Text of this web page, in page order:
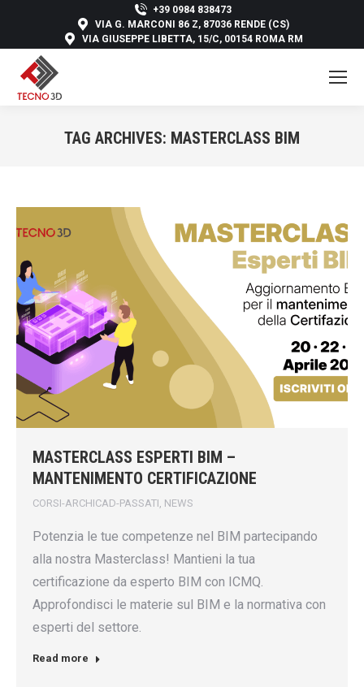
+39 0984 838473
VIA G. MARCONI 86 Z, 87036 RENDE (CS)
VIA GIUSEPPE LIBETTA, 15/C, 00154 ROMA RM
TAG ARCHIVES: MASTERCLASS BIM
MASTERCLASS ESPERTI BIM –
MANTENIMENTO CERTIFICAZIONE
CORSI-ARCHICAD-PASSATI NEWS
Potenzia le tue competenze nel BIM partecipando
alla nostra Masterclass! Mantieni la tua
certificazione da esperto BIM con ICMQ.
Approfondisci le materie sul BIM e la normativa con
esperti del settore.
Read more